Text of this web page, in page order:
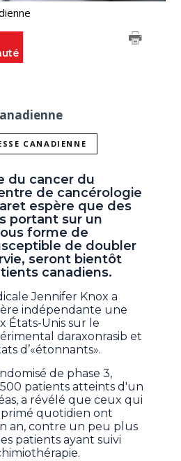
CANADIENNE
du cancer du
de cancérologie
espère que des
portant sur un
forme de
de doubler
seront bientôt
canadiens.
Jennifer Knox a
indépendante une
États-Unis sur le
daraxonrasib et
d’«étonnants».
de phase 3,
patients atteints d'un
a révélé que ceux qui
quotidien ont
an, contre un peu plus
patients ayant suivi